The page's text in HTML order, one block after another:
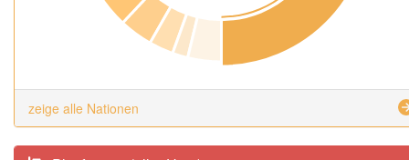
zeige alle Nationen